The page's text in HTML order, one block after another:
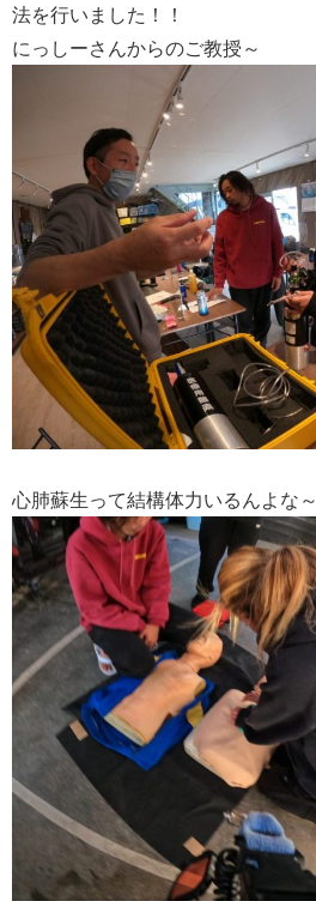
法を行いました！！
にっしーさんからのご教授～
心肺蘇生って結構体力いるんよな～